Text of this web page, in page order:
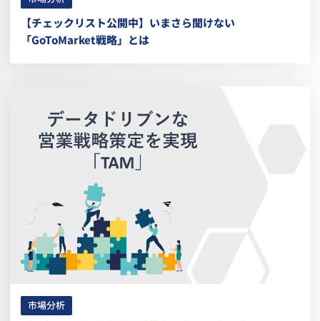
【チェックリスト公開中】いまさら聞けない
「GoToMarket戦略」とは
市場分析